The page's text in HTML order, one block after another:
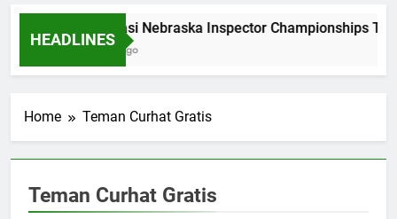
HEADLINES
Dominasi Nebraska Inspector Championships
2 Bulan Ago
Home Teman Curhat Gratis
Teman Curhat Gratis